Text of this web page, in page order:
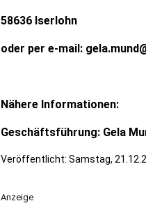
58636 Iserlohn
oder per e-mail:
Nähere Informationen:
Geschäftsführung: Gela
Veröffentlicht: Samstag,
Anzeige